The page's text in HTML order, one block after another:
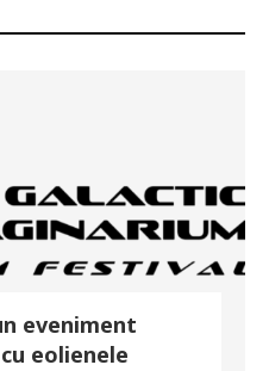
eveniment
eolienele